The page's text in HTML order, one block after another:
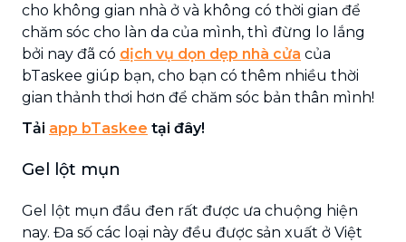
cho không gian nhà ở và không có thời gian để
chăm sóc cho làn da của mình, thì đừng lo lắng
bởi nay đã có dịch vụ dọn dẹp nhà cửa của
bTaskee giúp bạn, cho bạn có thêm nhiều thời
gian thảnh thơi hơn để chăm sóc bản thân mình!
Tải app bTaskee tại đây!
Gel lột mụn
Gel lột mụn đầu đen rất được ưa chuộng hiện
nay. Đa số các loại này đều được sản xuất ở Việt